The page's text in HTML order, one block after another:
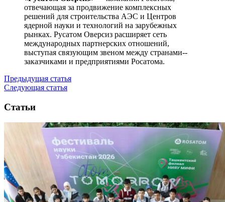
отвечающая за продвижение комплексных
решений для строительства АЭС и Центров
ядерной науки и технологий на зарубежных
рынках. Русатом Оверсиз расширяет сеть
международных партнерских отношений,
выступая связующим звеном между странами-­
заказчиками и предприятиями Росатома.
Предыдущая статья
Следующая статья
Статьи